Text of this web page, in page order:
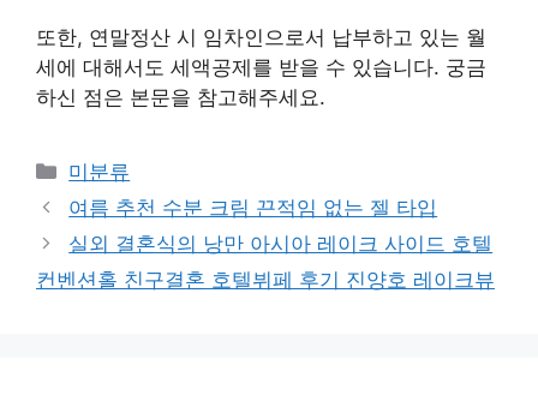
또한, 연말정산 시 임차인으로서 납부하고 있는 월
세에 대해서도 세액공제를 받을 수 있습니다. 궁금
하신 점은 본문을 참고해주세요.
Categories
미분류
여름 추천 수분 크림 끈적임 없는 젤 타입
실외 결혼식의 낭만 아시아 레이크 사이드 호텔
컨벤션홀 친구결혼 호텔뷔페 후기 진양호 레이크뷰